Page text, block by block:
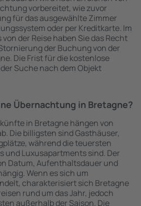
vorbereitet, wie zuvor
für das ausgewählte Zimmer
oder per Kreditkarte. Im
der Reise haben Sie das Recht
der Buchung von der
Die Frist für die kostenlose
Suche nach dem Objekt
Übernachtung in Bretagne?
in Bretagne hängen von
Die billigsten sind Gasthäuser,
während die teuersten
und Luxusapartments sind. Der
Datum, Aufenthaltsdauer und
Wenn es sich um
charakterisiert sich Bretagne
rund um das Jahr, jedoch
außerhalb der Saison. Die